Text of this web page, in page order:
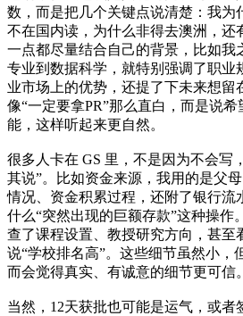
数，而是把几个关键点说清楚：我为
不在国内读，为什么非得去澳洲，还
一点都尽量结合自己的背景，比如我
专业到数据科学，就特别强调了职业
业市场上的优势，还提了下未来想留
像“一定要拿PR”那么直白，而是说
能，这样听起来更自然。
很多人卡在 GS 里，不是因为不会写
其说”。比如资金来源，我用的是父
情况、资金积累过程，还附了银行流
什么“突然出现的巨额存款”这种操作
查了课程设置、教授研究方向，甚至
说“学校排名高”。这些细节虽然小，
而会觉得真实、有诚意的细节更可信。
当然，12天获批也可能是运气，或者